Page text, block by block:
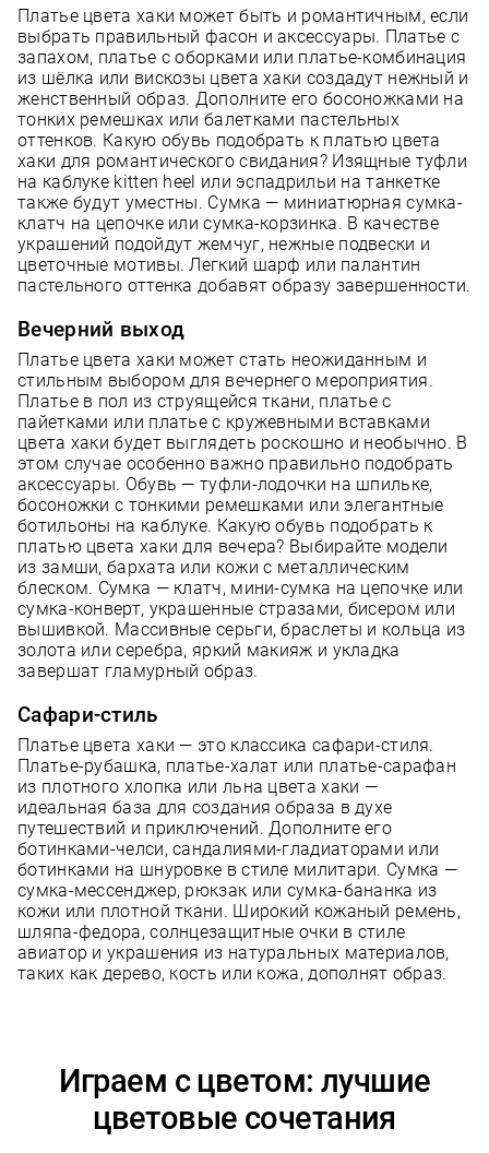
Платье цвета хаки может быть и романтичным, если
выбрать правильный фасон и аксессуары. Платье с
запахом, платье с оборками или платье-комбинация
из шёлка или вискозы цвета хаки создадут нежный и
женственный образ. Дополните его босоножками на
тонких ремешках или балетками пастельных
оттенков. Какую обувь подобрать к платью цвета
хаки для романтического свидания? Изящные туфли
на каблуке kitten heel или эспадрильи на танкетке
также будут уместны. Сумка — миниатюрная сумка-
клатч на цепочке или сумка-корзинка. В качестве
украшений подойдут жемчуг, нежные подвески и
цветочные мотивы. Легкий шарф или палантин
пастельного оттенка добавят образу завершенности.
Вечерний выход
Платье цвета хаки может стать неожиданным и
стильным выбором для вечернего мероприятия.
Платье в пол из струящейся ткани, платье с
пайетками или платье с кружевными вставками
цвета хаки будет выглядеть роскошно и необычно. В
этом случае особенно важно правильно подобрать
аксессуары. Обувь — туфли-лодочки на шпильке,
босоножки с тонкими ремешками или элегантные
ботильоны на каблуке. Какую обувь подобрать к
платью цвета хаки для вечера? Выбирайте модели
из замши, бархата или кожи с металлическим
блеском. Сумка — клатч, мини-сумка на цепочке или
сумка-конверт, украшенные стразами, бисером или
вышивкой. Массивные серьги, браслеты и кольца из
золота или серебра, яркий макияж и укладка
завершат гламурный образ.
Сафари-стиль
Платье цвета хаки — это классика сафари-стиля.
Платье-рубашка, платье-халат или платье-сарафан
из плотного хлопка или льна цвета хаки —
идеальная база для создания образа в духе
путешествий и приключений. Дополните его
ботинками-челси, сандалиями-гладиаторами или
ботинками на шнуровке в стиле милитари. Сумка —
сумка-мессенджер, рюкзак или сумка-бананка из
кожи или плотной ткани. Широкий кожаный ремень,
шляпа-федора, солнцезащитные очки в стиле
авиатор и украшения из натуральных материалов,
таких как дерево, кость или кожа, дополнят образ.
Играем с цветом: лучшие
цветовые сочетания